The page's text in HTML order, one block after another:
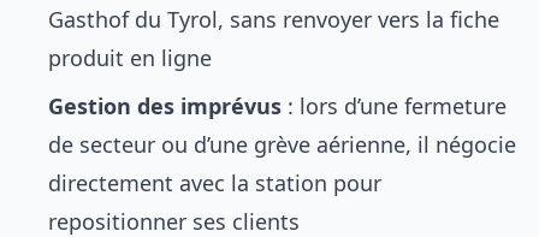
Gasthof du Tyrol, sans renvoyer vers la fiche
produit en ligne
Gestion des imprévus : lors d’une fermeture
de secteur ou d’une grève aérienne, il négocie
directement avec la station pour
repositionner ses clients